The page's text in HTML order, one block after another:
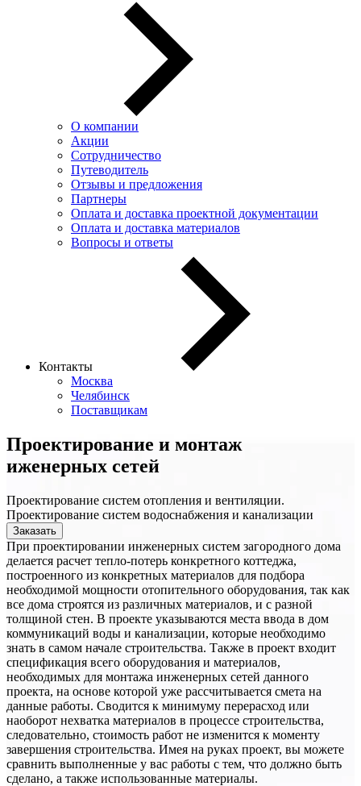
О компании
Акции
Сотрудничество
Путеводитель
Отзывы и предложения
Партнеры
Оплата и доставка проектной документации
Оплата и доставка материалов
Вопросы и ответы
Контакты
Москва
Челябинск
Поставщикам
Проектирование и монтаж
иженерных сетей
Проектирование систем отопления и вентиляции.
Проектирование систем водоснабжения и канализации
Заказать
При проектировании инженерных систем загородного дома
делается расчет тепло-потерь конкретного коттеджа,
построенного из конкретных материалов для подбора
необходимой мощности отопительного оборудования, так как
все дома строятся из различных материалов, и с разной
толщиной стен. В проекте указываются места ввода в дом
коммуникаций воды и канализации, которые необходимо
знать в самом начале строительства. Также в проект входит
спецификация всего оборудования и материалов,
необходимых для монтажа инженерных сетей данного
проекта, на основе которой уже рассчитывается смета на
данные работы. Сводится к минимуму перерасход или
наоборот нехватка материалов в процессе строительства,
следовательно, стоимость работ не изменится к моменту
завершения строительства. Имея на руках проект, вы можете
сравнить выполненные у вас работы с тем, что должно быть
сделано, а также использованные материалы.